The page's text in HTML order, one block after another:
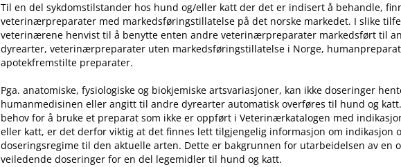
Til en del sykdomstilstander hos hund og​/​eller katt der det er indisert å behandle,
veterinærpreparater med markedsføringstillatelse på det norske markedet. I slike
veterinærene henvist til å benytte enten andre veterinærpreparater markedsført til
dyrearter, veterinærpreparater uten markedsføringstillatelse i Norge,
apotekfremstilte preparater.
Pga. anatomiske, fysiologiske og biokjemiske artsvariasjoner, kan ikke doseringer
humanmedisinen eller angitt til andre dyrearter automatisk overføres til hund og
behov for å bruke et preparat som ikke er oppført i Veterinærkatalogen med
eller katt, er det derfor viktig at det finnes lett tilgjengelig informasjon om indikasjon
doseringsregime til den aktuelle arten. Dette er bakgrunnen for utarbeidelsen av en
veiledende doseringer for en del legemidler til hund og katt.